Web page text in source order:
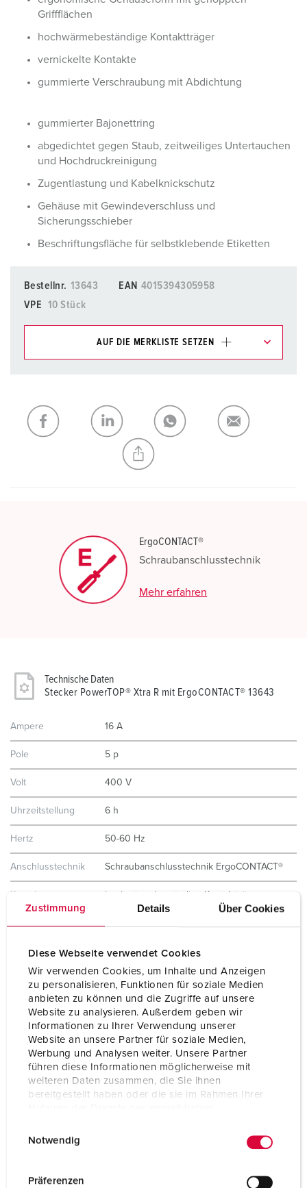
Zustimmung Details Über Cookies
Diese Webseite verwendet Cookies
Wir verwenden Cookies, um Inhalte und Anzeigen
zu personalisieren, Funktionen für soziale Medien
anbieten zu können und die Zugriffe auf unsere
Website zu analysieren. Außerdem geben wir
Informationen zu Ihrer Verwendung unserer
Website an unsere Partner für soziale Medien,
Werbung und Analysen weiter. Unsere Partner
führen diese Informationen möglicherweise mit
weiteren Daten zusammen, die Sie ihnen
bereitgestellt haben oder die sie im Rahmen Ihrer
Notwendig
Präferenzen
Griffflächen
hochwärmebeständige Kontaktträger
vernickelte Kontakte
gummierte Verschraubung mit Abdichtung
gummierter Bajonettring
abgedichtet gegen Staub, zeitweiliges Untertauchen
und Hochdruckreinigung
Zugentlastung und Kabelknickschutz
Gehäuse mit Gewindeverschluss und
Sicherungsschieber
Beschriftungsfläche für selbstklebende Etiketten
Bestellnr. 13643 EAN 4015394305958
VPE
10 Stück
AUF DIE MERKLISTE SETZEN
Meine Liste (0) HINZUFÜGEN
NEUE LISTE ERSTELLEN
ErgoCONTACT®
Schraubanschlusstechnik
Mehr erfahren
Technische Daten
Stecker PowerTOP® Xtra R mit ErgoCONTACT® 13643
Ampere 16 A
Pole 5 p
Volt 400 V
Uhrzeitstellung 6 h
Hertz 50-60 Hz
Anschlusstechnik Schraubanschlusstechnik ErgoCONTACT®
Kontakt
hochwärmebeständige Kontaktträger
vernickelte Kontakte
Prüfzeichen
CB Zertifikat
VDE
CQC